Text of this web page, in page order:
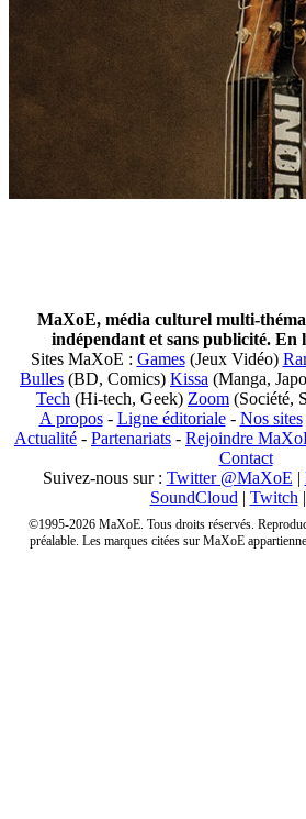
MaXoE, média culturel multi-
indépendant et sans publicité. En
Sites MaXoE : Games(Jeux Vidéo)
Bulles (BD, Comics) Kissa (Manga,
Tech (Hi-tech, Geek) Zoom (Société,
A propos- Ligne éditoriale- Nos sites
Actualité - Partenariats - Rejoindre
Contact
Suivez-nous sur : Twitter @MaXoE |
SoundCloud | Twitch |
©1995-2026 MaXoE. Tous droits réservés.
préalable. Les marques citées sur MaXoE